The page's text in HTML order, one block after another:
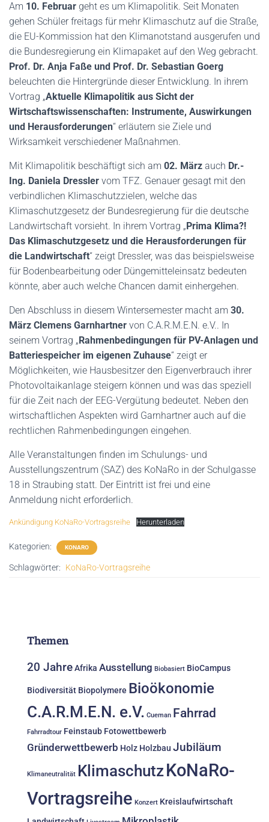
Am 10. Februar geht es um Klimapolitik. Seit Monaten
gehen Schüler freitags für mehr Klimaschutz auf die Straße,
die EU-Kommission hat den Klimanotstand ausgerufen und
die Bundesregierung ein Klimapaket auf den Weg gebracht.
Prof. Dr. Anja Faße und Prof. Dr. Sebastian Goerg
beleuchten die Hintergründe dieser Entwicklung. In ihrem
Vortrag „Aktuelle Klimapolitik aus Sicht der
Wirtschaftswissenschaften: Instrumente, Auswirkungen
und Herausforderungen“ erläutern sie Ziele und
Wirksamkeit verschiedener Maßnahmen.
Mit Klimapolitik beschäftigt sich am 02. März auch Dr.-
Ing. Daniela Dressler vom TFZ. Genauer gesagt mit den
verbindlichen Klimaschutzzielen, welche das
Klimaschutzgesetz der Bundesregierung für die deutsche
Landwirtschaft vorsieht. In ihrem Vortrag „Prima Klima?!
Das Klimaschutzgesetz und die Herausforderungen für
die Landwirtschaft“ zeigt Dressler, was das beispielsweise
für Bodenbearbeitung oder Düngemitteleinsatz bedeuten
könnte, aber auch welche Chancen damit einhergehen.
Den Abschluss in diesem Wintersemester macht am 30.
März Clemens Garnhartner von C.A.R.M.E.N. e.V.. In
seinem Vortrag „Rahmenbedingungen für PV-Anlagen und
Batteriespeicher im eigenen Zuhause“ zeigt er
Möglichkeiten, wie Hausbesitzer den Eigenverbrauch ihrer
Photovoltaikanlage steigern können und was das speziell
für die Zeit nach der EEG-Vergütung bedeutet. Neben den
wirtschaftlichen Aspekten wird Garnhartner auch auf die
rechtlichen Rahmenbedingungen eingehen.
Alle Veranstaltungen finden im Schulungs- und
Ausstellungszentrum (SAZ) des KoNaRo in der Schulgasse
18 in Straubing statt. Der Eintritt ist frei und eine
Anmeldung nicht erforderlich.
Ankündigung KoNaRo-Vortragsreihe Herunterladen
Kategorien: KONARO
Schlagwörter: KoNaRo-Vortragsreihe
Themen
20 JahreAfrika Ausstellung Biobasiert BioCampus
Biodiversität Biopolymere Bioökonomie
C.A.R.M.E.N. e.V. Cueman Fahrrad
Fahrradtour Feinstaub Fotowettbewerb
Gründerwettbewerb Holz Holzbau Jubiläum
Klimaneutralität KlimaschutzKoNaRo-
Vortragsreihe Konzert Kreislaufwirtschaft